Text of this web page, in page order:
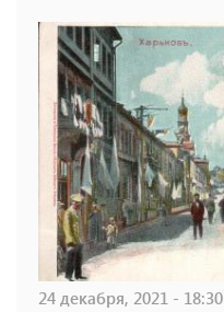
24 декабря, 2021 - 18:30